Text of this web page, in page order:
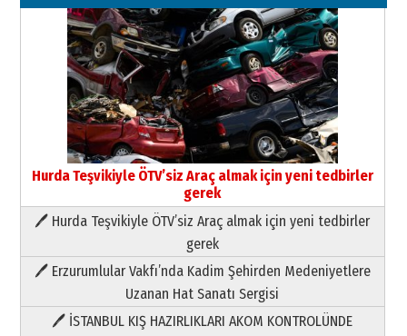
Hurda Teşvikiyle ÖTV’siz Araç almak için yeni tedbirler
gerek
🖊 Hurda Teşvikiyle ÖTV’siz Araç almak için yeni tedbirler
gerek
🖊 Erzurumlular Vakfı’nda Kadim Şehirden Medeniyetlere
Uzanan Hat Sanatı Sergisi
🖊 İSTANBUL KIŞ HAZIRLIKLARI AKOM KONTROLÜNDE
Paranın Aile Kültüründeki Yeri
03 Ağustos 2026 Pazartesi
Yıldırım Gündoğdu